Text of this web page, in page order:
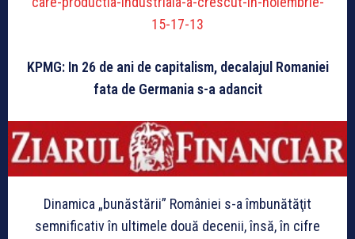
15-17-13
KPMG: In 26 de ani de capitalism, decalajul Romaniei
fata de Germania s-a adancit
Dinamica „bunăstării” României s-a îmbunătăţit
semnificativ în ultimele două decenii, însă, în cifre